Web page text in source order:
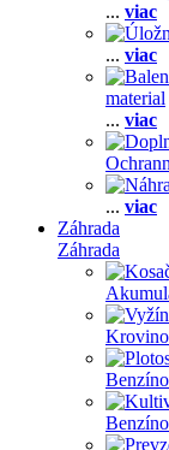
... viac
... viac
material
... viac
... viac
Záhrada
Záhrada